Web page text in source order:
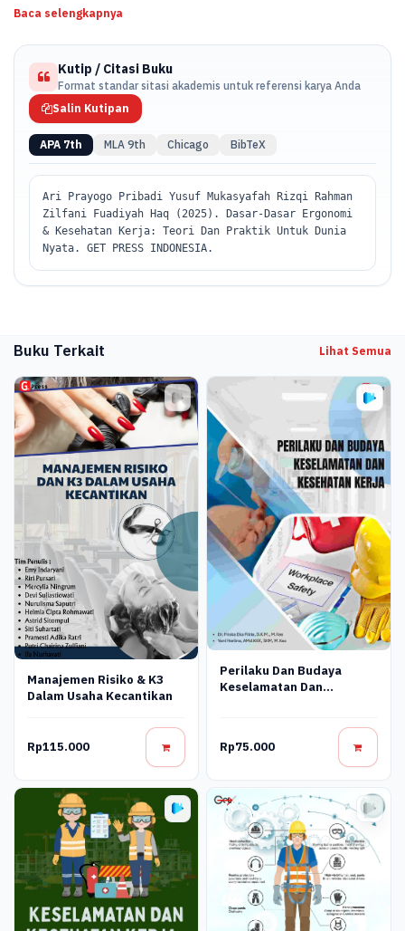
Baca selengkapnya
Kutip / Citasi Buku
Format standar sitasi akademis untuk referensi karya Anda
Salin Kutipan
APA 7th MLA 9th Chicago BibTeX
Ari Prayogo Pribadi Yusuf Mukasyafah Rizqi Rahman
Zilfani Fuadiyah Haq (2025). Dasar-Dasar Ergonomi
& Kesehatan Kerja: Teori Dan Praktik Untuk Dunia
Nyata. GET PRESS INDONESIA.
Buku Terkait Lihat Semua
Manajemen Risiko & K3
Dalam Usaha Kecantikan
Rp115.000
Perilaku Dan Budaya
Keselamatan Dan
Rp75.000